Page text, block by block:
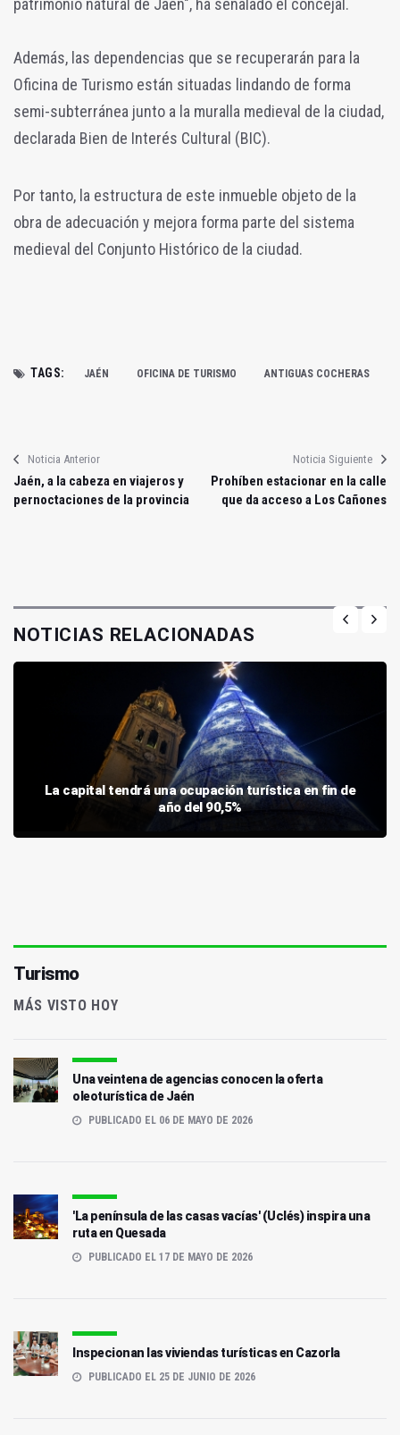
patrimonio natural de Jaén", ha señalado el concejal.
Además, las dependencias que se recuperarán para la
Oficina de Turismo están situadas lindando de forma
semi-subterránea junto a la muralla medieval de la ciudad,
declarada Bien de Interés Cultural (BIC).
Por tanto, la estructura de este inmueble objeto de la
obra de adecuación y mejora forma parte del sistema
medieval del Conjunto Histórico de la ciudad.
TAGS: JAÉN OFICINA DE TURISMO ANTIGUAS COCHERAS
Noticia Anterior
Jaén, a la cabeza en viajeros y
pernoctaciones de la provincia
Noticia Siguiente
Prohíben estacionar en la calle
que da acceso a Los Cañones
NOTICIAS RELACIONADAS
La capital tendrá una ocupación turística en fin de
año del 90,5%
Turismo
MÁS VISTO HOY
Una veintena de agencias conocen la oferta
oleoturística de Jaén
PUBLICADO EL 06 DE MAYO DE 2026
'La península de las casas vacías' (Uclés) inspira una
ruta en Quesada
PUBLICADO EL 17 DE MAYO DE 2026
Inspecionan las viviendas turísticas en Cazorla
PUBLICADO EL 25 DE JUNIO DE 2026